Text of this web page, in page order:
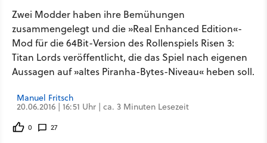
Zwei Modder haben ihre Bemühungen
zusammengelegt und die »Real Enhanced Edition«-
Mod für die 64Bit-Version des Rollenspiels Risen 3:
Titan Lords veröffentlicht, die das Spiel nach eigenen
Aussagen auf »altes Piranha-Bytes-Niveau« heben soll.
Manuel Fritsch
20.06.2016 | 16:51 Uhr | ca. 3 Minuten Lesezeit
0 27